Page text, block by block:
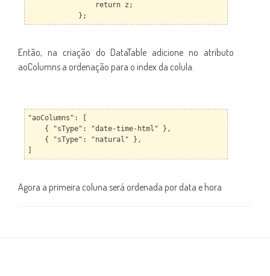
return z;
};
Então, na criação do DataTable adicione no atributo
aoColumns a ordenação para o index da colula.
"aoColumns": [
{ "sType": "date-time-html" },
{ "sType": "natural" },
Agora a primeira coluna será ordenada por data e hora